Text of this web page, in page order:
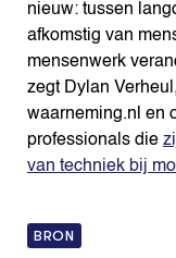
nieuw: tussen
afkomstig van
mensenwerk
zegt Dylan
waarneming.nl en
professionals die
van techniek bij
BRON